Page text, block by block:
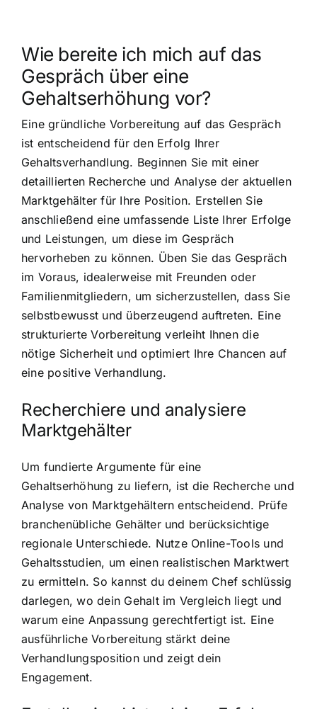
Wie bereite ich mich auf das
Gespräch über eine
Gehaltserhöhung vor?
Eine gründliche Vorbereitung auf das Gespräch
ist entscheidend für den Erfolg Ihrer
Gehaltsverhandlung. Beginnen Sie mit einer
detaillierten Recherche und Analyse der aktuellen
Marktgehälter für Ihre Position. Erstellen Sie
anschließend eine umfassende Liste Ihrer Erfolge
und Leistungen, um diese im Gespräch
hervorheben zu können. Üben Sie das Gespräch
im Voraus, idealerweise mit Freunden oder
Familienmitgliedern, um sicherzustellen, dass Sie
selbstbewusst und überzeugend auftreten. Eine
strukturierte Vorbereitung verleiht Ihnen die
nötige Sicherheit und optimiert Ihre Chancen auf
eine positive Verhandlung.
Recherchiere und analysiere
Marktgehälter
Um fundierte Argumente für eine
Gehaltserhöhung zu liefern, ist die Recherche und
Analyse von Marktgehältern entscheidend. Prüfe
branchenübliche Gehälter und berücksichtige
regionale Unterschiede. Nutze Online-Tools und
Gehaltsstudien, um einen realistischen Marktwert
zu ermitteln. So kannst du deinem Chef schlüssig
darlegen, wo dein Gehalt im Vergleich liegt und
warum eine Anpassung gerechtfertigt ist. Eine
ausführliche Vorbereitung stärkt deine
Verhandlungsposition und zeigt dein
Engagement.